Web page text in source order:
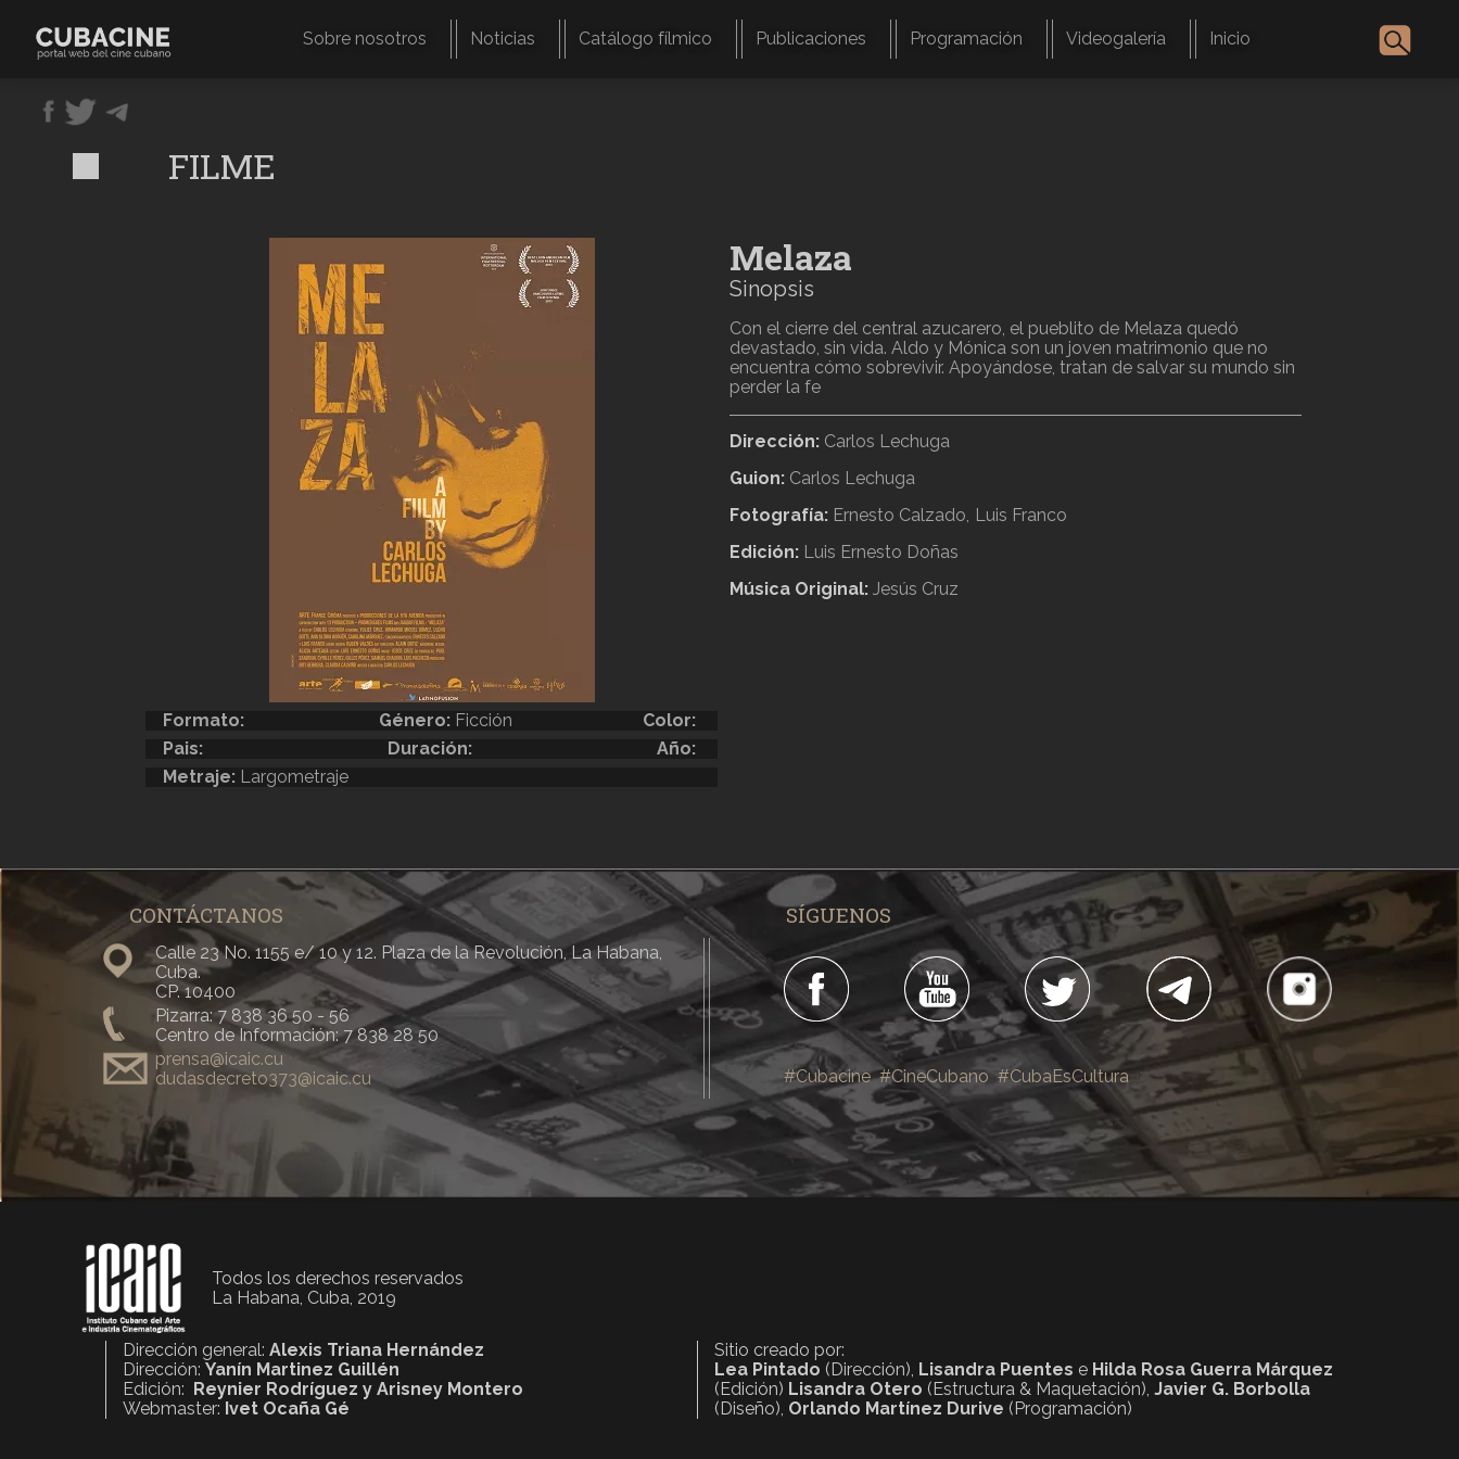
contenido
Navegación
Sobre nosotros Noticias Catálogo fílmico Publicaciones Programación Videogalería Inicio
FILME
Formato: Género: Ficción
Color:
Pais:
Duración:
Año:
Metraje: Largometraje
Melaza
Sinopsis
Con el cierre del central azucarero, el pueblito de Melaza quedó
devastado, sin vida. Aldo y Mónica son un joven matrimonio que no
encuentra cómo sobrevivir. Apoyándose, tratan de salvar su mundo sin
perder la fe
Dirección: Carlos Lechuga
Guion: Carlos Lechuga
Fotografía: Ernesto Calzado
Luis Franco
Edición: Luis Ernesto Doñas
Música Original: Jesús Cruz
CONTÁCTANOS
Calle 23 No. 1155 e/ 10 y 12. Plaza de la Revolución, La Habana,
Cuba.
CP. 10400
Pizarra: 7 838 36 50 - 56
Centro de Información: 7 838 28 50
prensa@icaic.cu
dudasdecreto373@icaic.cu
SÍGUENOS
#Cubacine #CineCubano #CubaEsCultura
Todos los derechos reservados
La Habana, Cuba, 2019
Dirección general:Alexis Triana Hernández
Dirección:Yanín Martinez Guillén
Edición:
Reynier Rodríguez y Arisney Montero
Webmaster: Ivet Ocaña Gé
Sitio creado por:
Lea Pintado (Dirección), Lisandra Puentes e Hilda Rosa Guerra Márquez
(Edición) Lisandra Otero (Estructura & Maquetación), Javier G. Borbolla
(Diseño), Orlando Martínez Durive (Programación)